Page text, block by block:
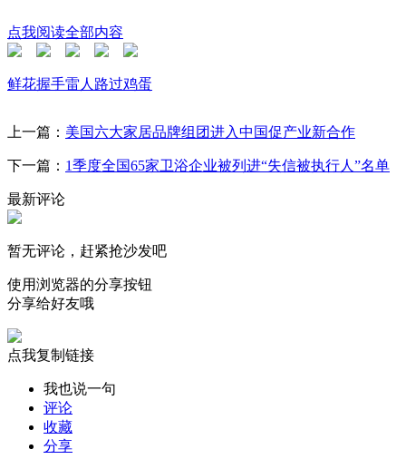
点我阅读全部内容
鲜花握手雷人 路过鸡蛋
上一篇： 美国六大家居品牌组团进入中国促产业新合作
下一篇： 1季度全国65家卫浴企业被列进“失信被执行人”名单
最新评论
暂无评论，赶紧抢沙发吧
使用浏览器的分享按钮
分享给好友哦
点我复制链接
我也说一句
评论
收藏
分享